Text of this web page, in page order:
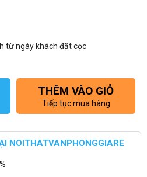
từ ngày khách đặt cọc
THÊM VÀO GIỎ
Tiếp tục mua hàng
NOITHATVANPHONGGIARE